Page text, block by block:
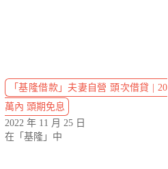
「基隆借款」夫妻自營 頭次借貸 | 20
萬內 頭期免息
2022 年 11 月 25 日
在「基隆」中